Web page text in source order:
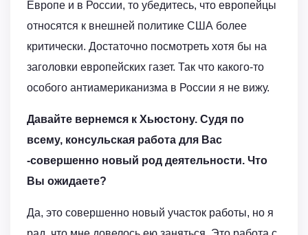
Европе и в России, то убедитесь, что европейцы
относятся к внешней политике США более
критически. Достаточно посмотреть хотя бы на
заголовки европейских газет. Так что какого-то
особого антиамериканизма в России я не вижу.
Давайте вернемся к Хьюстону. Судя по
всему, консульская работа для Вас
-совершенно новый род деятельности. Что
Вы ожидаете?
Да, это совершенно новый участок работы, но я